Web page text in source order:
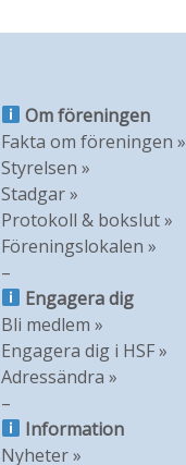
Om föreningen
Fakta om föreningen »
Styrelsen »
Stadgar »
Protokoll & bokslut »
Föreningslokalen »
–
Engagera dig
Bli medlem »
Engagera dig i HSF »
Adressändra »
–
Information
Nyheter »